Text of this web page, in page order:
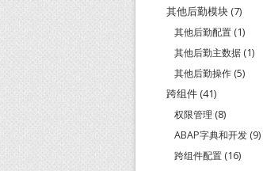
其他后勤模块 (7)
其他后勤配置 (1)
其他后勤主数据 (1)
其他后勤操作 (5)
跨组件 (41)
权限管理 (8)
ABAP字典和开发 (9)
跨组件配置 (16)